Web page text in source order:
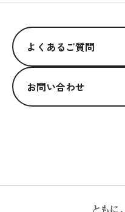
よくあるご質問
お問い合わせ